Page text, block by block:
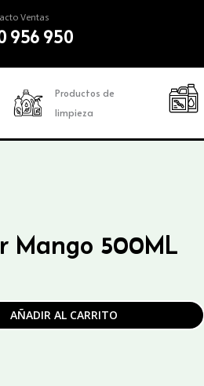
Ventas
956 950
Productos de
limpieza
Mango 500ML
AÑADIR AL CARRITO